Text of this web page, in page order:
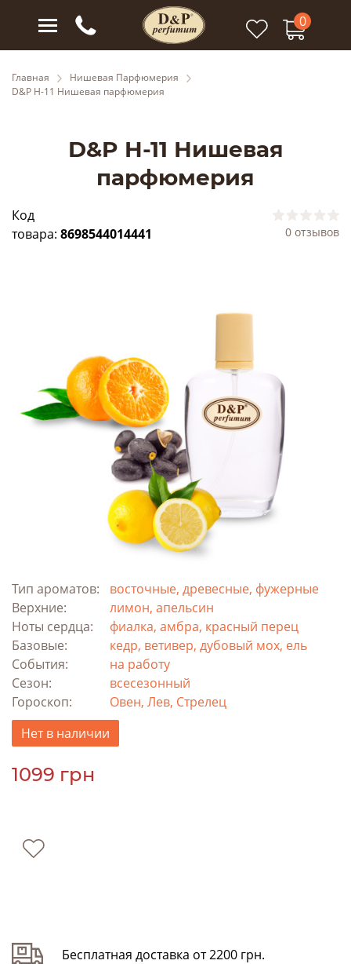
0
Главная
Нишевая Парфюмерия
D&P H-11 Нишевая парфюмерия
D&P H-11 Нишевая
парфюмерия
Код
товара: 8698544014441 0 отзывов
Тип ароматов:
восточные, древесные, фужерные
Верхние:
лимон, апельсин
Ноты сердца:
фиалка, амбра, красный перец
Базовые:
кедр, ветивер, дубовый мох, ель
События:
на работу
Сезон:
всесезонный
Гороскоп:
Овен, Лев, Стрелец
Нет в наличии
1099 грн
Бесплатная доставка от 2200 грн.